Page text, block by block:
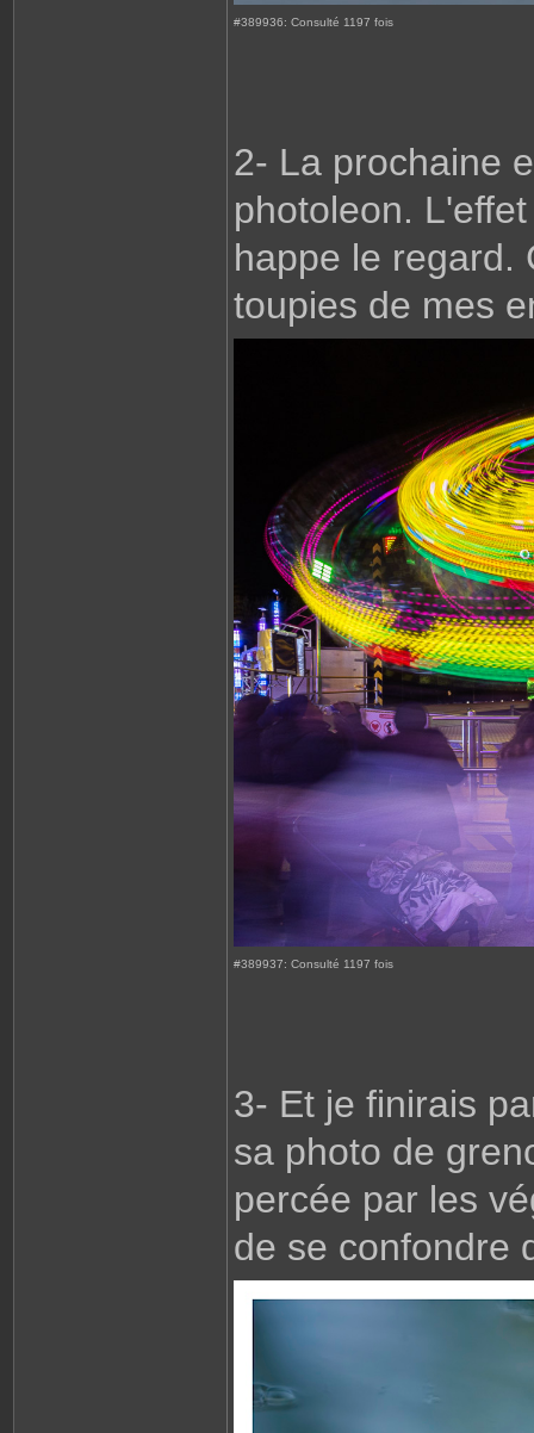
#389936: Consulté 1197 fois
2- La prochaine
photoleon.
happe le regard.
toupies de mes
#389937: Consulté 1197 fois
3- Et je finirais
sa photo de
percée par les
de se confondre